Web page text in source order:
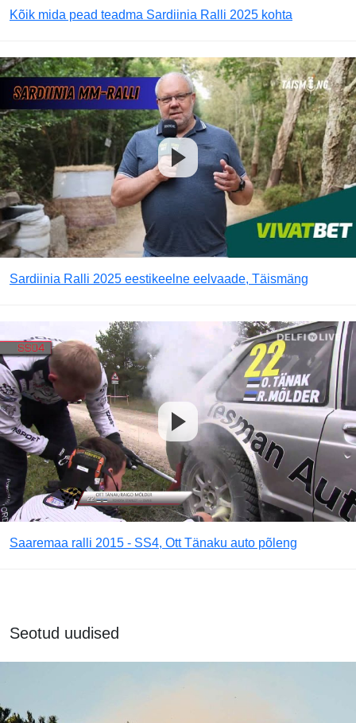
Kõik mida pead teadma Sardiinia Ralli 2025 kohta
Sardiinia Ralli 2025 eestikeelne eelvaade, Täismäng
Saaremaa ralli 2015 - SS4, Ott Tänaku auto põleng
Seotud uudised